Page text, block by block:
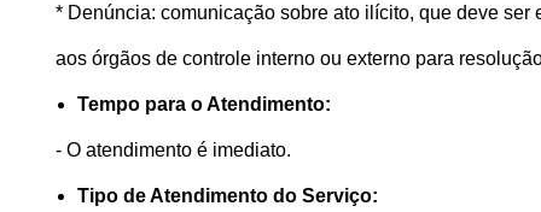
* Denúncia: comunicação sobre ato ilícito, que deve ser
aos órgãos de controle interno ou externo para
Tempo para o Atendimento:
- O atendimento é imediato.
Tipo de Atendimento do Serviço: